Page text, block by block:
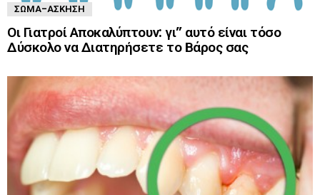
ΣΏΜΑ-ΆΣΚΗΣΗ
Οι Γιατροί Αποκαλύπτουν: γι” αυτό είναι τόσο
Δύσκολο να Διατηρήσετε το Βάρος σας